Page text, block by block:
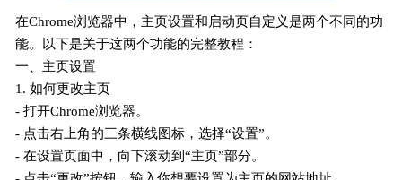
在Chrome浏览器中，主页设置和启动页自定义是两个不同的功
能。以下是关于这两个功能的完整教程：
一、主页设置
1. 如何更改主页
- 打开Chrome浏览器。
- 点击右上角的三条横线图标，选择“设置”。
- 在设置页面中，向下滚动到“主页”部分。